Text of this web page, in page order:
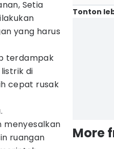
Setia
yang harus
terdampak
di
cepat rusak
menyesalkan
ruangan
Tonton
More